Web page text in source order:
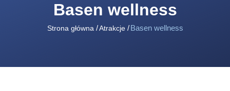
Basen wellness
Strona główna Atrakcje Basen wellness